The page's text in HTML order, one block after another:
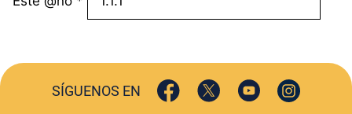
SÍGUENOS EN